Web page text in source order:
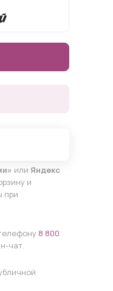
или Яндекс
и
при
8 800
чат.